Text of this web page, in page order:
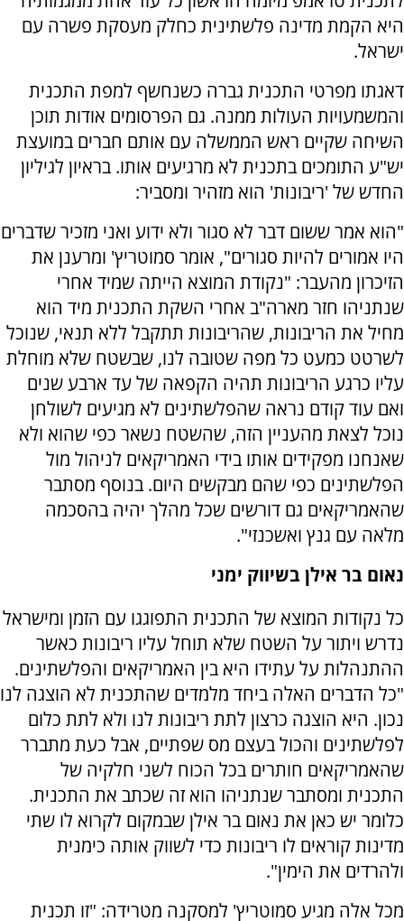
היא הקמת מדינה פלשתינית כחלק מעסקת פשרה עם
ישראל.
דאגתו מפרטי התכנית גברה כשנחשף למפת התכנית
והמשמעויות העולות ממנה. גם הפרסומים אודות תוכן
השיחה שקיים ראש הממשלה עם אותם חברים במועצת
יש"ע התומכים בתכנית לא מרגיעים אותו. בראיון לגיליון
החדש של 'ריבונות' הוא מזהיר ומסביר:
"הוא אמר ששום דבר לא סגור ולא ידוע ואני מזכיר שדברים
היו אמורים להיות סגורים", אומר סמוטריץ' ומרענן את
הזיכרון מהעבר: "נקודת המוצא הייתה שמיד אחרי
שנתניהו חזר מארה"ב אחרי השקת התכנית מיד הוא
מחיל את הריבונות, שהריבונות תתקבל ללא תנאי, שנוכל
לשרטט כמעט כל מפה שטובה לנו, שבשטח שלא מוחלת
עליו כרגע הריבונות תהיה הקפאה של עד ארבע שנים
ואם עוד קודם נראה שהפלשתינים לא מגיעים לשולחן
נוכל לצאת מהעניין הזה, שהשטח נשאר כפי שהוא ולא
שאנחנו מפקידים אותו בידי האמריקאים לניהול מול
הפלשתינים כפי שהם מבקשים היום. בנוסף מסתבר
שהאמריקאים גם דורשים שכל מהלך יהיה בהסכמה
מלאה עם גנץ ואשכנזי".
נאום בר אילן בשיווק ימני
כל נקודות המוצא של התכנית התפוגגו עם הזמן ומישראל
נדרש ויתור על השטח שלא תוחל עליו ריבונות כאשר
ההתנהלות על עתידו היא בין האמריקאים והפלשתינים.
"כל הדברים האלה ביחד מלמדים שהתכנית לא הוצגה לנו
נכון. היא הוצגה כרצון לתת ריבונות לנו ולא לתת כלום
לפלשתינים והכול בעצם מס שפתיים, אבל כעת מתברר
שהאמריקאים חותרים בכל הכוח לשני חלקיה של
התכנית ומסתבר שנתניהו הוא זה שכתב את התכנית.
כלומר יש כאן את נאום בר אילן שבמקום לקרוא לו שתי
מדינות קוראים לו ריבונות כדי לשווק אותה כימנית
ולהרדים את הימין".
מכל אלה מגיע סמוטריץ' למסקנה מטרידה: "זו תכנית